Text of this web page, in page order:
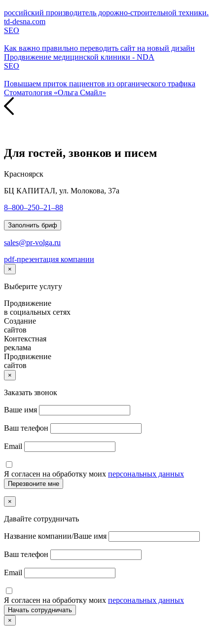
российский производитель дорожно-строительной техники.
td-desna.com
SEO
Как важно правильно переводить сайт на новый дизайн
Продвижение медицинской клиники - NDA
SEO
Повышаем приток пациентов из органического трафика
Стоматология «Ольга Смайл»
Для гостей, звонков и писем
Красноярск
БЦ КАПИТАЛ, ул. Молокова, 37а
8–800–250–21–88
Заполнить бриф
sales@pr-volga.ru
pdf-презентация компании
×
Выберите услугу
Продвижение
в социальных сетях
Создание
сайтов
Контекстная
реклама
Продвижение
сайтов
×
Заказать звонок
Ваше имя
Ваш телефон
Email
Я согласен на обработку моих персональных данных
×
Давайте сотрудничать
Название компании/Ваше имя
Ваш телефон
Email
Я согласен на обработку моих персональных данных
×